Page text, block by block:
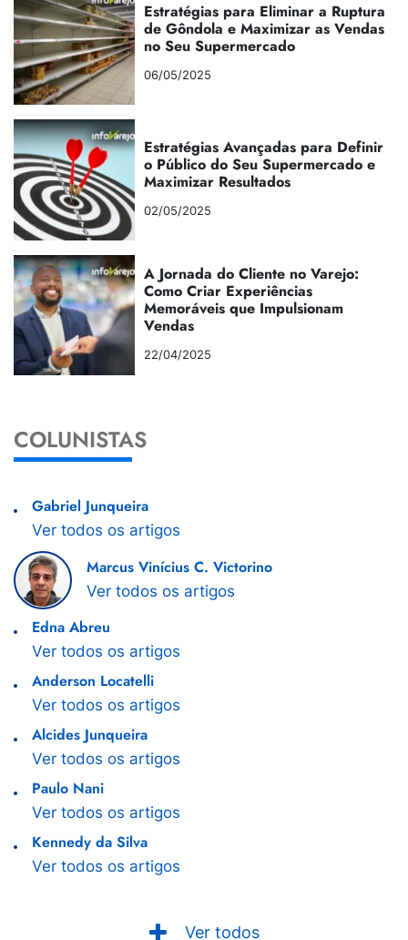
Estratégias para Eliminar a Ruptura
de Gôndola e Maximizar as Vendas
no Seu Supermercado
06/05/2025
Estratégias Avançadas para Definir
o Público do Seu Supermercado e
Maximizar Resultados
02/05/2025
A Jornada do Cliente no Varejo:
Como Criar Experiências
Memoráveis que Impulsionam
Vendas
22/04/2025
COLUNISTAS
Gabriel Junqueira
Ver todos os artigos
Marcus Vinícius C. Victorino
Ver todos os artigos
Edna Abreu
Ver todos os artigos
Anderson Locatelli
Ver todos os artigos
Alcides Junqueira
Ver todos os artigos
Paulo Nani
Ver todos os artigos
Kennedy da Silva
Ver todos os artigos
Ver todos